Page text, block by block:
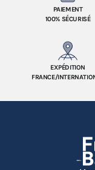
PAIEMENT
100% SÉCURISÉ
EXPÉDITION
FRANCE/